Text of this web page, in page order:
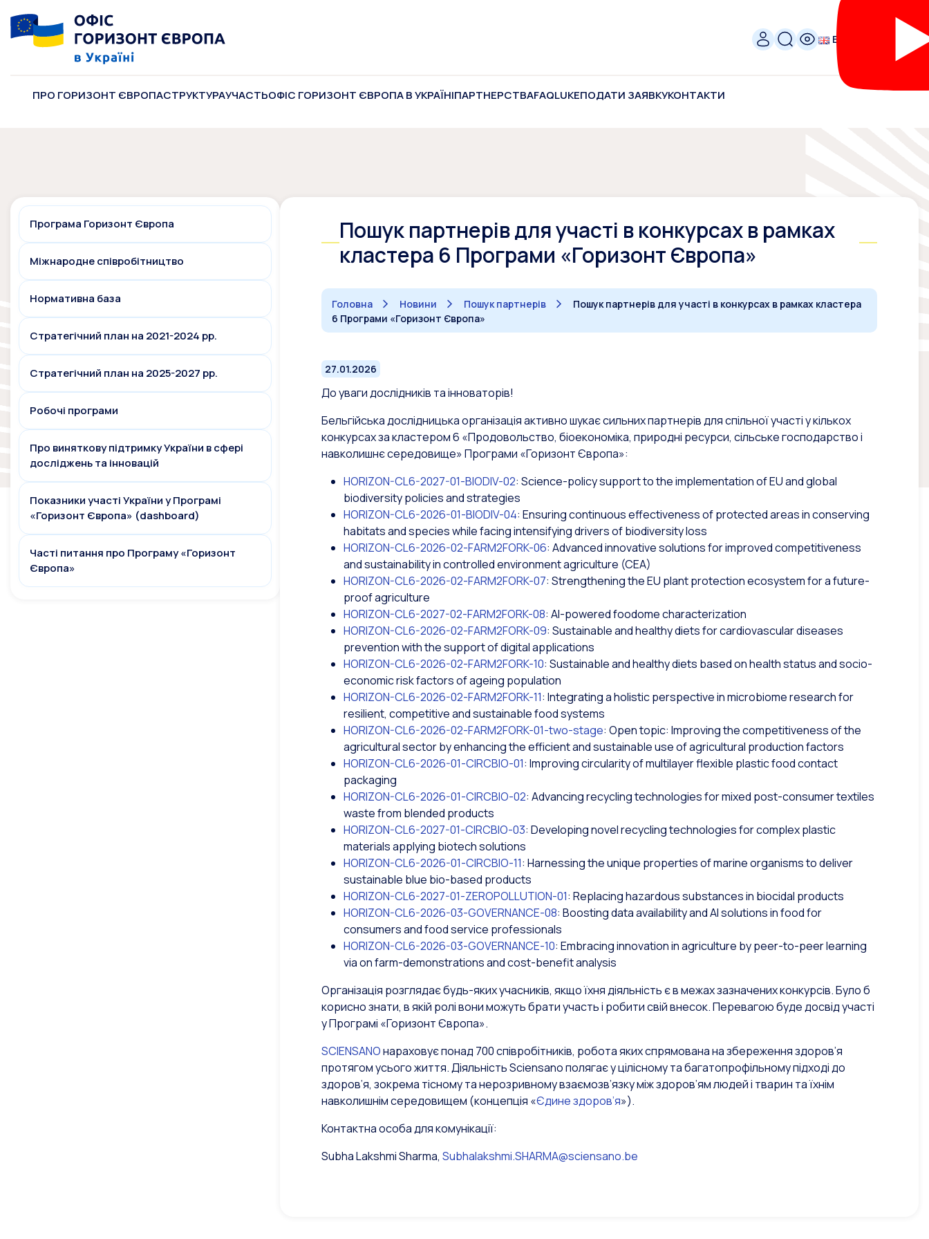
ENG
ПРО ГОРИЗОНТ ЄВРОПАСТРУКТУРАУЧАСТЬОФІС ГОРИЗОНТ ЄВРОПА В УКРАЇНІПАРТНЕРСТВАFAQLUKEПОДАТИ ЗАЯВКУКОНТАКТИ
Програма Горизонт Європа
Міжнародне співробітництво
Нормативна база
Стратегічний план на 2021-2024 рр.
Стратегічний план на 2025-2027 рр.
Робочі програми
Про виняткову підтримку України в сфері
досліджень та інновацій
Показники участі України у Програмі
«Горизонт Європа» (dashboard)
Часті питання про Програму «Горизонт
Європа»
Пошук партнерів для участі в конкурсах в рамках
кластера 6 Програми «Горизонт Європа»
Головна Новини Пошук партнерів
Пошук партнерів для участі в конкурсах в рамках кластера
6 Програми «Горизонт Європа»
27.01.2026
До уваги дослідників та інноваторів!
Бельгійська дослідницька організація активно шукає сильних партнерів для спільної участі у кількох
конкурсах за кластером 6 «Продовольство, біоекономіка, природні ресурси, сільське господарство і
навколишнє середовище» Програми «Горизонт Європа»:
HORIZON-CL6-2027-01-BIODIV-02: Science-policy support to the implementation of EU and global
biodiversity policies and strategies
HORIZON-CL6-2026-01-BIODIV-04: Ensuring continuous effectiveness of protected areas in conserving
habitats and species while facing intensifying drivers of biodiversity loss
HORIZON-CL6-2026-02-FARM2FORK-06: Advanced innovative solutions for improved competitiveness
and sustainability in controlled environment agriculture (CEA)
HORIZON-CL6-2026-02-FARM2FORK-07: Strengthening the EU plant protection ecosystem for a future-
proof agriculture
HORIZON-CL6-2027-02-FARM2FORK-08: AI-powered foodome characterization
HORIZON-CL6-2026-02-FARM2FORK-09: Sustainable and healthy diets for cardiovascular diseases
prevention with the support of digital applications
HORIZON-CL6-2026-02-FARM2FORK-10: Sustainable and healthy diets based on health status and socio-
economic risk factors of ageing population
HORIZON-CL6-2026-02-FARM2FORK-11: Integrating a holistic perspective in microbiome research for
resilient, competitive and sustainable food systems
HORIZON-CL6-2026-02-FARM2FORK-01-two-stage: Open topic: Improving the competitiveness of the
agricultural sector by enhancing the efficient and sustainable use of agricultural production factors
HORIZON-CL6-2026-01-CIRCBIO-01: Improving circularity of multilayer flexible plastic food contact
packaging
HORIZON-CL6-2026-01-CIRCBIO-02: Advancing recycling technologies for mixed post-consumer textiles
waste from blended products
HORIZON-CL6-2027-01-CIRCBIO-03: Developing novel recycling technologies for complex plastic
materials applying biotech solutions
HORIZON-CL6-2026-01-CIRCBIO-11: Harnessing the unique properties of marine organisms to deliver
sustainable blue bio-based products
HORIZON-CL6-2027-01-ZEROPOLLUTION-01: Replacing hazardous substances in biocidal products
HORIZON-CL6-2026-03-GOVERNANCE-08: Boosting data availability and AI solutions in food for
consumers and food service professionals
HORIZON-CL6-2026-03-GOVERNANCE-10: Embracing innovation in agriculture by peer-to-peer learning
via on farm-demonstrations and cost-benefit analysis
Організація розглядає будь-яких учасників, якщо їхня діяльність є в межах зазначених конкурсів. Було б
корисно знати, в якій ролі вони можуть брати участь і робити свій внесок. Перевагою буде досвід участі
у Програмі «Горизонт Європа».
SCIENSANOнараховує понад 700 співробітників, робота яких спрямована на збереження здоров’я
протягом усього життя. Діяльність Sciensano полягає у цілісному та багатопрофільному підході до
здоров’я, зокрема тісному та нерозривному взаємозв’язку між здоров’ям людей і тварин та їхнім
навколишнім середовищем (концепція «Єдине здоров’я»).
Контактна особа для комунікації:
Subha Lakshmi Sharma, Subhalakshmi.SHARMA@sciensano.be